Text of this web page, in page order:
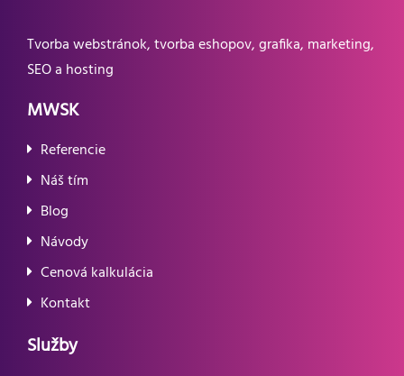
Tvorba webstránok, tvorba eshopov, grafika, marketing,
SEO a hosting
MWSK
Referencie
Náš tím
Blog
Návody
Cenová kalkulácia
Kontakt
Služby